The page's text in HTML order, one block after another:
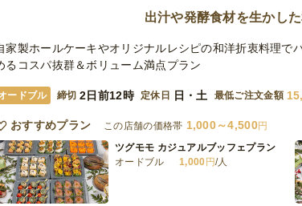
出汁や発酵食材を生かし
家製ホールケーキやオリジナルレシピの和洋折衷料理で
るコスパ抜群＆ボリューム満点プラン
ードブル 締切 2日前12時 定休日 日・土 最低ご注文金額
おすすめプラン この店舗の価格帯 1,000～4,500円
ツグモモ カジュアルブッフェプラン
オードブル
1,000 円/人